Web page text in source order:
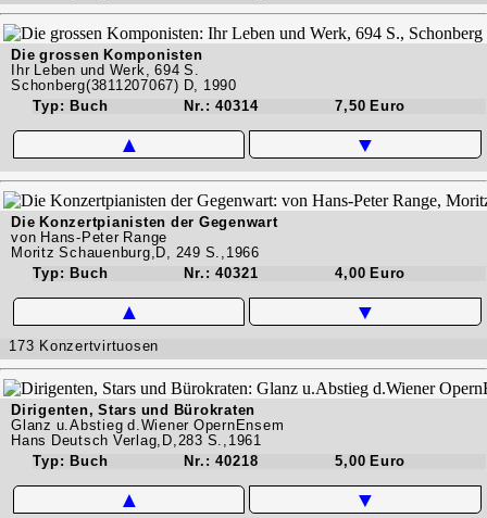
Die grossen Komponisten
Ihr Leben und Werk, 694 S.
Schonberg(3811207067) D, 1990
Typ: Buch
Nr.: 40314 7,50 Euro
▲ ▼
Die Konzertpianisten der Gegenwart
von Hans-Peter Range
Moritz Schauenburg,D, 249 S.,1966
Typ: Buch
Nr.: 40321 4,00 Euro
▲ ▼
173 Konzertvirtuosen
Dirigenten, Stars und Bürokraten
Glanz u.Abstieg d.Wiener OpernEnsem
Hans Deutsch Verlag,D,283 S.,1961
Typ: Buch
Nr.: 40218 5,00 Euro
▲ ▼